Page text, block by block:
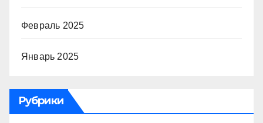
Февраль 2025
Январь 2025
Рубрики